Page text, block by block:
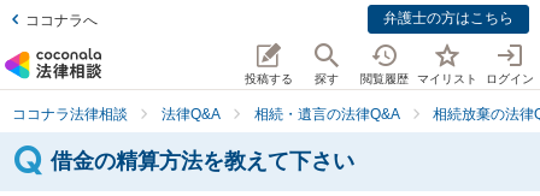
ココナラへ 弁護士の方はこちら
投稿する 探す 閲覧履歴 マイリスト ログイン
ココナラ法律相談 法律Q&A 相続・遺言の法律Q&A 相続放棄の法律
借金の精算方法を教えて下さい